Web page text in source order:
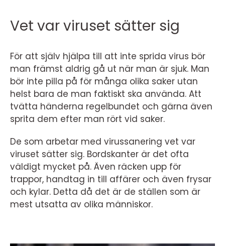
Vet var viruset sätter sig
För att själv hjälpa till att inte sprida virus bör
man främst aldrig gå ut när man är sjuk. Man
bör inte pilla på för många olika saker utan
helst bara de man faktiskt ska använda. Att
tvätta händerna regelbundet och gärna även
sprita dem efter man rört vid saker.
De som arbetar med virussanering vet var
viruset sätter sig. Bordskanter är det ofta
väldigt mycket på. Även räcken upp för
trappor, handtag in till affärer och även frysar
och kylar. Detta då det är de ställen som är
mest utsatta av olika människor.